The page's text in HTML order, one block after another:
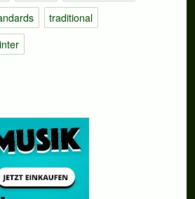
traditional